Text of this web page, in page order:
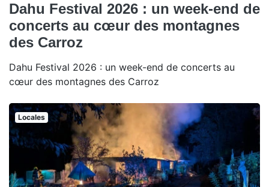
Dahu Festival 2026 : un week-end de
concerts au cœur des montagnes
des Carroz
Dahu Festival 2026 : un week-end de concerts au
cœur des montagnes des Carroz
Locales